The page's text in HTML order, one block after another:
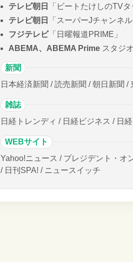
テレビ朝日
「ビートたけしのTVタ
テレビ朝日
「スーパーJチャンネル
フジテレビ「日曜報道PRIME」
ABEMA、ABEMA Prime スタジ
新聞
日本経済新聞 / 読売新聞 / 朝日新聞
雑誌
日経トレンディ / 日経ビジネス / 日
WEBサイト
Yahoo!ニュース / プレジデント・オ
/ 日刊SPA! / ニュースイッチ